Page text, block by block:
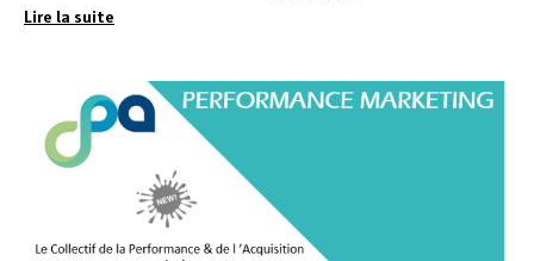
Lire la suite